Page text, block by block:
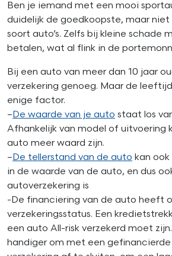
Ben je iemand met een mooi
duidelijk de goedkoopste, maar
soort auto’s. Zelfs bij kleine schade
betalen, wat al flink in de
Bij een auto van meer dan 10 jaar
verzekering genoeg. Maar de
enige factor.
–De waarde van je auto staat los
Afhankelijk van model of uitvoering
auto meer waard zijn.
–De tellerstand van de auto kan ook
in de waarde van de auto, en dus
autoverzekering is
-De financiering van de auto heeft
verzekeringsstatus. Een
een auto All-risk verzekerd moet
handiger om met een